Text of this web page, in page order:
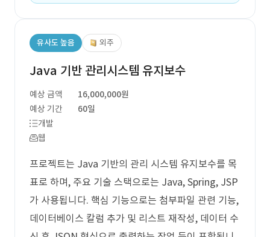
유사도 높음 외주
Java 기반 관리시스템 유지보수
예상 금액
16,000,000원
예상 기간
60일
개발
웹
프로젝트는 Java 기반의 관리 시스템 유지보수를 목
표로 하며, 주요 기술 스택으로는 Java, Spring, JSP
가 사용됩니다. 핵심 기능으로는 첨부파일 관련 기능,
데이터베이스 칼럼 추가 및 리스트 재작성, 데이터 수